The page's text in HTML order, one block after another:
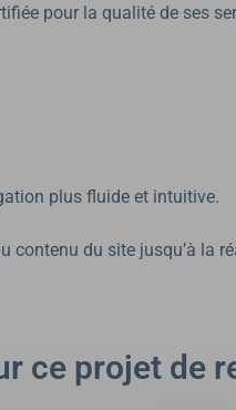
pour la qualité de ses
plus fluide et intuitive.
contenu du site jusqu’à la
ce projet de